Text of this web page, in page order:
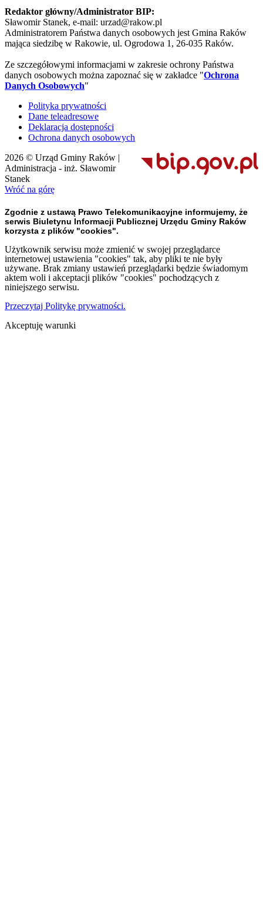
Redaktor główny/Administrator BIP:
Sławomir Stanek, e-mail: urzad@rakow.pl
Administratorem Państwa danych osobowych jest Gmina Raków
mająca siedzibę w Rakowie, ul. Ogrodowa 1, 26-035 Raków.
Ze szczegółowymi informacjami w zakresie ochrony Państwa
danych osobowych można zapoznać się w zakładce "Ochrona
Danych Osobowych"
Polityka prywatności
Dane teleadresowe
Deklaracja dostępności
Ochrona danych osobowych
2026 © Urząd Gminy Raków |
Administracja - inż. Sławomir
Stanek
Wróć na górę
Zgodnie z ustawą Prawo Telekomunikacyjne informujemy, że
serwis Biuletynu Informacji Publicznej Urzędu Gminy Raków
korzysta z plików "cookies".
Użytkownik serwisu może zmienić w swojej przeglądarce
internetowej ustawienia "cookies" tak, aby pliki te nie były
używane. Brak zmiany ustawień przeglądarki będzie świadomym
aktem woli i akceptacji plików "cookies" pochodzących z
niniejszego serwisu.
Przeczytaj Politykę prywatności.
Akceptuję warunki